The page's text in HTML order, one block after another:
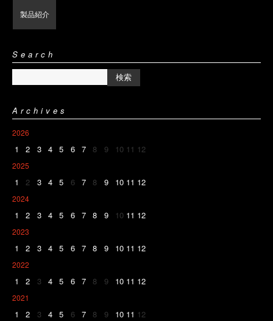
製品紹介
Search
Archives
2026
1 2 3 4 5 6 7 8 9 10 11 12
2025
1 2 3 4 5 6 7 8 9 10 11 12
2024
1 2 3 4 5 6 7 8 9 10 11 12
2023
1 2 3 4 5 6 7 8 9 10 11 12
2022
1 2 3 4 5 6 7 8 9 10 11 12
2021
1 2 3 4 5 6 7 8 9 10 11 12